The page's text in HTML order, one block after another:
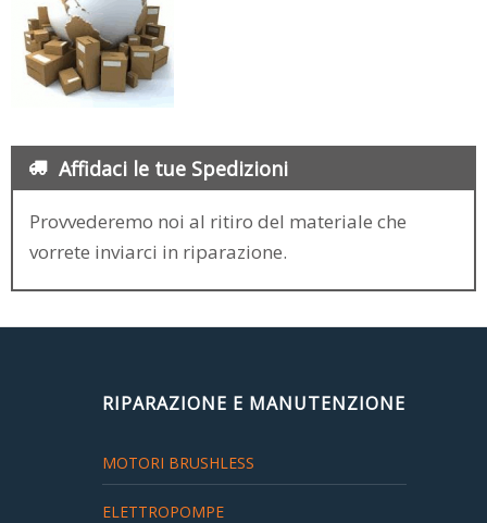
Affidaci le tue Spedizioni
Provvederemo noi al ritiro del materiale che
vorrete inviarci in riparazione.
RIPARAZIONE E MANUTENZIONE
MOTORI BRUSHLESS
ELETTROPOMPE